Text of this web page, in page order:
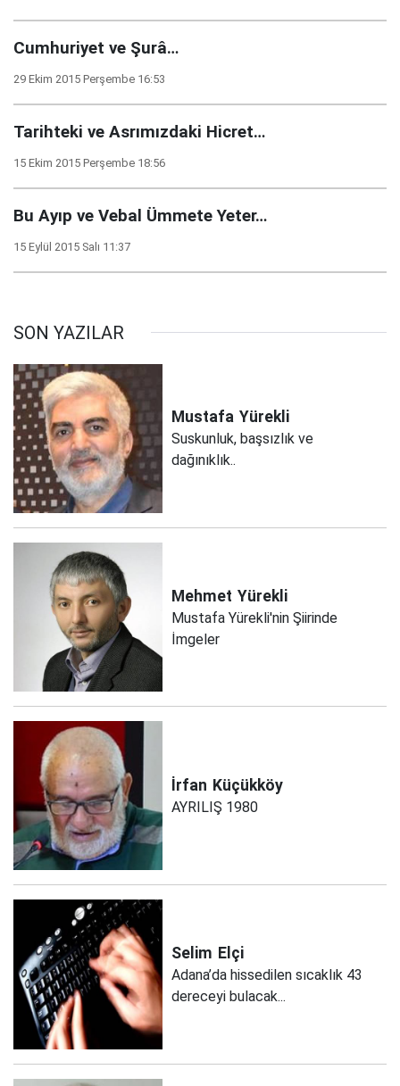
Cumhuriyet ve Şurâ…
29 Ekim 2015 Perşembe 16:53
Tarihteki ve Asrımızdaki Hicret…
15 Ekim 2015 Perşembe 18:56
Bu Ayıp ve Vebal Ümmete Yeter…
15 Eylül 2015 Salı 11:37
SON YAZILAR
Mustafa Yürekli
Suskunluk, başsızlık ve
dağınıklık..
Mehmet Yürekli
Mustafa Yürekli'nin Şiirinde
İmgeler
İrfan Küçükköy
AYRILIŞ 1980
Selim Elçi
Adana’da hissedilen sıcaklık 43
dereceyi bulacak...